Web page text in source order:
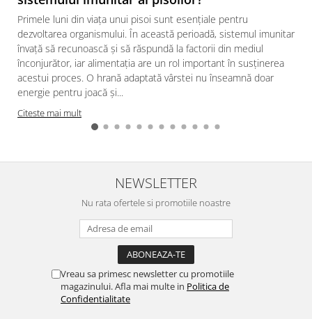
Primele luni din viața unui pisoi sunt esențiale pentru
dezvoltarea organismului. În această perioadă, sistemul imunitar
învață să recunoască și să răspundă la factorii din mediul
înconjurător, iar alimentația are un rol important în susținerea
acestui proces. O hrană adaptată vârstei nu înseamnă doar
energie pentru joacă și...
Citeste mai mult
NEWSLETTER
Nu rata ofertele si promotiile noastre
Vreau sa primesc newsletter cu promotiile
magazinului. Afla mai multe in Politica de
Confidentialitate